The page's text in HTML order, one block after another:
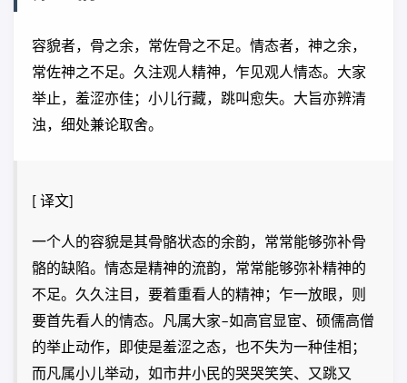
容貌者，骨之余，常佐骨之不足。情态者，神之余，
常佐神之不足。久注观人精神，乍见观人情态。大家
举止，羞涩亦佳；小儿行藏，跳叫愈失。大旨亦辨清
浊，细处兼论取舍。
[ 译文]
一个人的容貌是其骨骼状态的余韵，常常能够弥补骨
骼的缺陷。情态是精神的流韵，常常能够弥补精神的
不足。久久注目，要着重看人的精神；乍一放眼，则
要首先看人的情态。凡属大家–如高官显宦、硕儒高僧
的举止动作，即使是羞涩之态，也不失为一种佳相；
而凡属小儿举动，如市井小民的哭哭笑笑、又跳又